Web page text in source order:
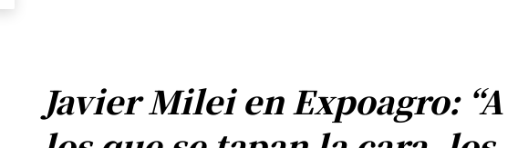
Javier Milei en Expoagro: “A